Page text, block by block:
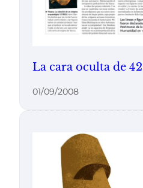
La cara oculta de
01/09/2008